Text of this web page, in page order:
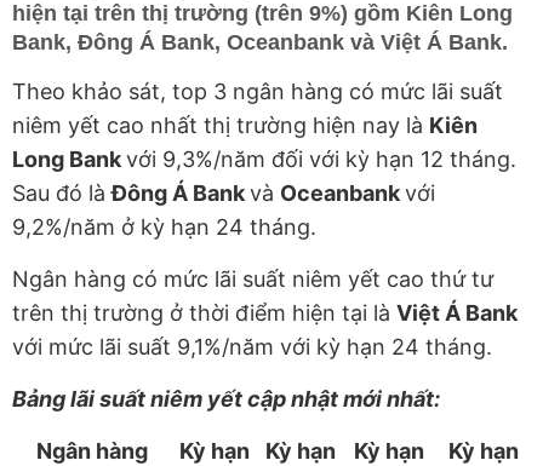
hiện tại trên thị trường (trên 9%) gồm Kiên Long
Bank, Đông Á Bank, Oceanbank và Việt Á Bank.
Theo khảo sát, top 3 ngân hàng có mức lãi suất
niêm yết cao nhất thị trường hiện nay là Kiên
Long Bankvới 9,3%/năm đối với kỳ hạn 12 tháng.
Sau đó làĐông Á Bankvà Oceanbankvới
9,2%/năm ở kỳ hạn 24 tháng.
Ngân hàng có mức lãi suất niêm yết cao thứ tư
trên thị trường ở thời điểm hiện tại là Việt Á Bank
với mức lãi suất 9,1%/năm với kỳ hạn 24 tháng.
Bảng lãi suất niêm yết cập nhật mới nhất:
Ngân hàng
Kỳ hạn
Kỳ hạn
Kỳ hạn
Kỳ hạn